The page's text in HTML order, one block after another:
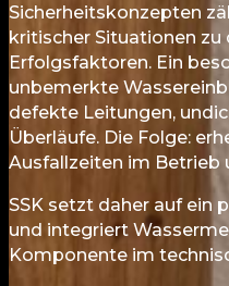
Sicherheitskonzepten
kritischer Situationen zu
Erfolgsfaktoren. Ein
unbemerkte
defekte Leitungen,
Überläufe. Die Folge:
Ausfallzeiten im Betrieb
SSK setzt daher auf ein
und integriert
Komponente im